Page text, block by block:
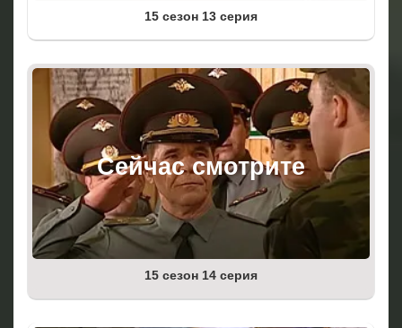
15 сезон 13 серия
15 сезон 14 серия